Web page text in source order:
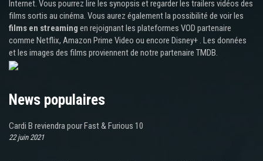
Internet. Vous pourrez lire les synopsis et regarder les trailers vidéos des
films sortis au cinéma. Vous aurez également la possibilité de voir les
films en streaming en rejoignant les plateformes VOD partenaire
comme Netflix, Amazon Prime Video ou encore Disney+ . Les données
et les images des films proviennent de notre partenaire TMDB.
News populaires
Cardi B reviendra pour Fast & Furious 10
22 juin 2021